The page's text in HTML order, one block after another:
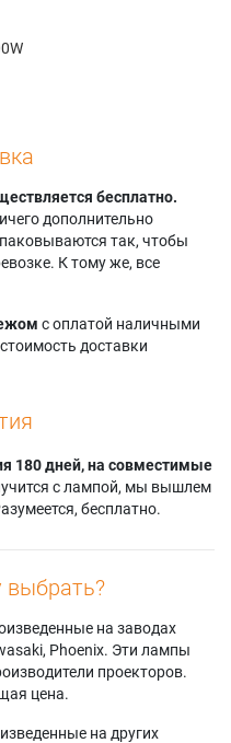
бесплатно.
дополнительно
так, чтобы
К тому же, все
с оплатой наличными
доставки
180 дней, на совместимые
с лампой, мы вышлем
бесплатно.
на заводах
Phoenix. Эти лампы
проекторов.
цена.
на других